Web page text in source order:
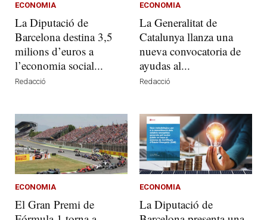
ECONOMIA
La Diputació de
Barcelona destina 3,5
milions d’euros a
l’economia social...
Redacció
ECONOMIA
La Generalitat de
Catalunya llanza una
nueva convocatoria de
ayudas al...
Redacció
ECONOMIA
El Gran Premi de
ECONOMIA
La Diputació de